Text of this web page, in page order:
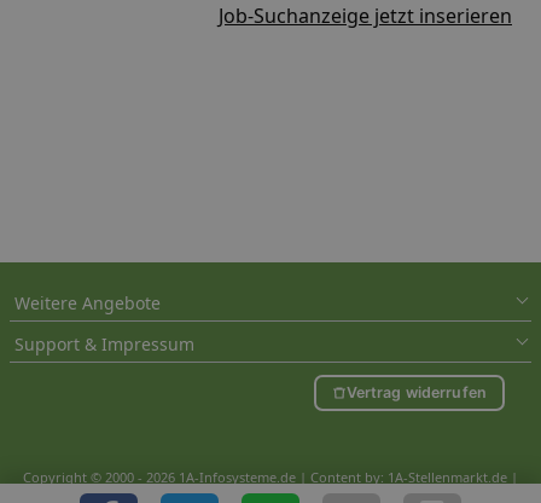
Job-Suchanzeige jetzt inserieren
Weitere Angebote
Support & Impressum
Vertrag widerrufen
Copyright © 2000 - 2026 1A-Infosysteme.de | Content by: 1A-Stellenmarkt.de |
09.08.2026| CFo: nur_Artikel|SEO_anpassung ( 1.015)